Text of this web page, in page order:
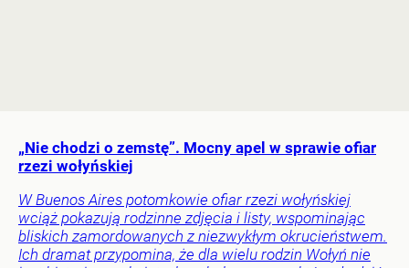
„Nie chodzi o zemstę”. Mocny apel w sprawie ofiar
rzezi wołyńskiej
W Buenos Aires potomkowie ofiar rzezi wołyńskiej
wciąż pokazują rodzinne zdjęcia i listy, wspominając
bliskich zamordowanych z niezwykłym okrucieństwem.
Ich dramat przypomina, że dla wielu rodzin Wołyń nie